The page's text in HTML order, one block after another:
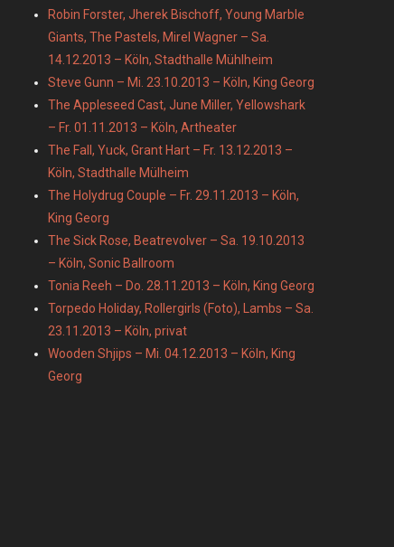
Robin Forster, Jherek Bischoff, Young Marble
Giants, The Pastels, Mirel Wagner – Sa.
14.12.2013 – Köln, Stadthalle Mühlheim
Steve Gunn – Mi. 23.10.2013 – Köln, King Georg
The Appleseed Cast, June Miller, Yellowshark
– Fr. 01.11.2013 – Köln, Artheater
The Fall, Yuck, Grant Hart – Fr. 13.12.2013 –
Köln, Stadthalle Mülheim
The Holydrug Couple – Fr. 29.11.2013 – Köln,
King Georg
The Sick Rose, Beatrevolver – Sa. 19.10.2013
– Köln, Sonic Ballroom
Tonia Reeh – Do. 28.11.2013 – Köln, King Georg
Torpedo Holiday, Rollergirls (Foto), Lambs – Sa.
23.11.2013 – Köln, privat
Wooden Shjips – Mi. 04.12.2013 – Köln, King
Georg